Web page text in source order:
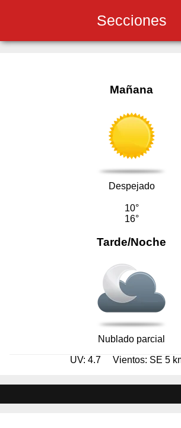
Secciones
Mañana
Despejado
10°
16°
Tarde/Noche
Nublado parcial
UV: 4.7 Vientos: SE 5